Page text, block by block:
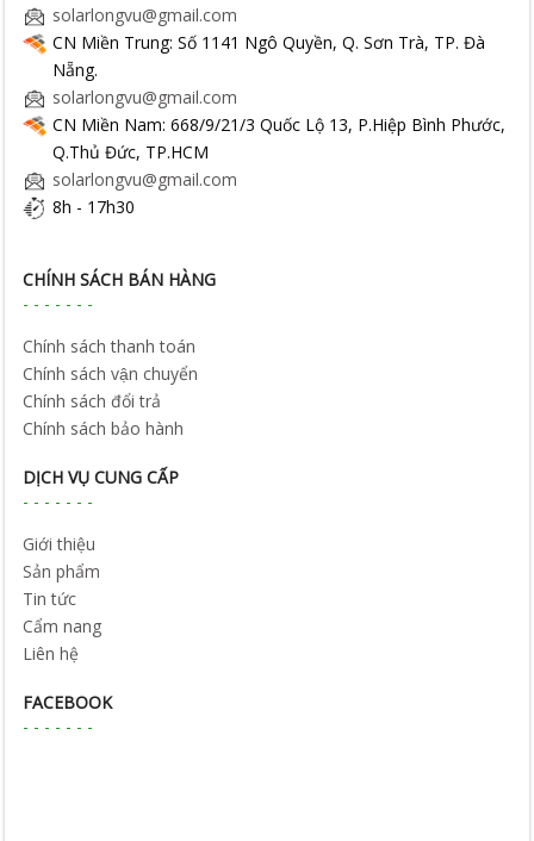
solarlongvu@gmail.com
CN Miền Trung: Số 1141 Ngô Quyền, Q. Sơn Trà, TP. Đà
Nẵng.
solarlongvu@gmail.com
CN Miền Nam: 668/9/21/3 Quốc Lộ 13, P.Hiệp Bình Phước,
Q.Thủ Đức, TP.HCM
solarlongvu@gmail.com
8h - 17h30
CHÍNH SÁCH BÁN HÀNG
Chính sách thanh toán
Chính sách vận chuyển
Chính sách đổi trả
Chính sách bảo hành
DỊCH VỤ CUNG CẤP
Giới thiệu
Sản phẩm
Tin tức
Cẩm nang
Liên hệ
FACEBOOK